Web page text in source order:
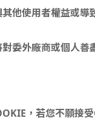
他使用者權益或
委外廠商或個人善
，若您不願接